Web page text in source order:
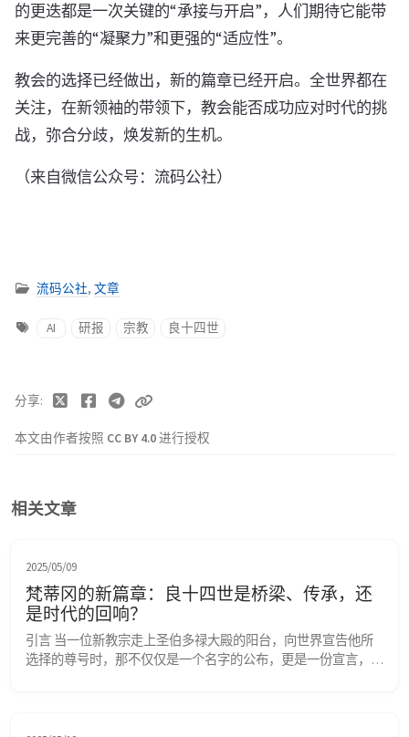
的更迭都是一次关键的“承接与开启”，人们期待它能带
来更完善的“凝聚力”和更强的“适应性”。
教会的选择已经做出，新的篇章已经开启。全世界都在
关注，在新领袖的带领下，教会能否成功应对时代的挑
战，弥合分歧，焕发新的生机。
（来自微信公众号：流码公社）
流码公社, 文章
AI 研报 宗教 良十四世
本文由作者按照 CC BY 4.0进行授权
分享
相关文章
2025/05/09
梵蒂冈的新篇章：良十四世是桥梁、传承，还
是时代的回响？
引言 当一位新教宗走上圣伯多禄大殿的阳台，向世界宣告他所
选择的尊号时，那不仅仅是一个名字的公布，更是一份宣言，一